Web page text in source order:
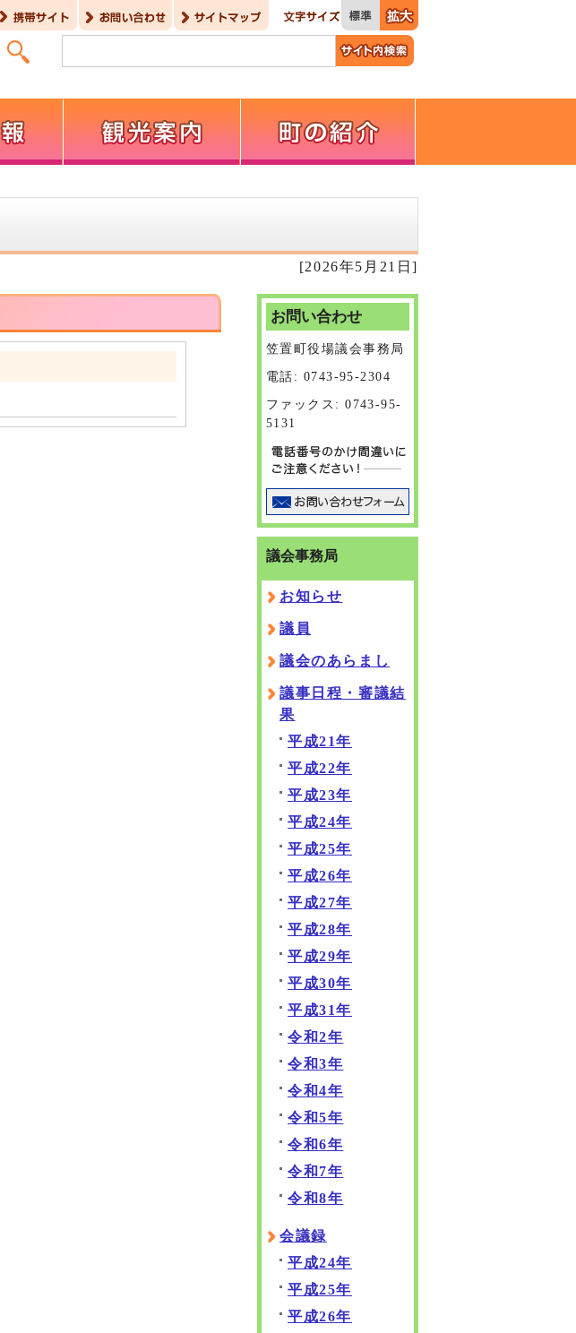
[2026年5月21日]
お問い合わせ
笠置町役場議会事務局
電話: 0743-95-2304
ファックス: 0743-95-
5131
議会事務局
お知らせ
議員
議会のあらまし
議事日程・審議結
果
平成21年
平成22年
平成23年
平成24年
平成25年
平成26年
平成27年
平成28年
平成29年
平成30年
平成31年
令和2年
令和3年
令和4年
令和5年
令和6年
令和7年
令和8年
会議録
平成24年
平成25年
平成26年